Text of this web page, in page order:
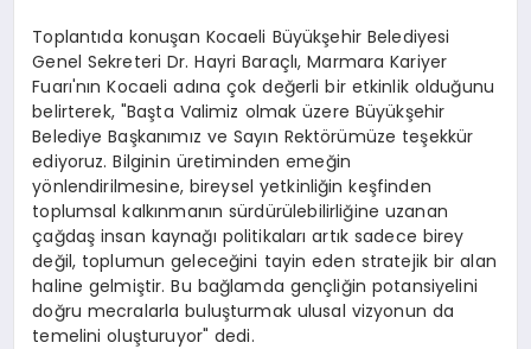
Toplantıda konuşan Kocaeli Büyükşehir Belediyesi
Genel Sekreteri Dr. Hayri Baraçlı, Marmara Kariyer
Fuarı'nın Kocaeli adına çok değerli bir etkinlik olduğunu
belirterek, "Başta Valimiz olmak üzere Büyükşehir
Belediye Başkanımız ve Sayın Rektörümüze teşekkür
ediyoruz. Bilginin üretiminden emeğin
yönlendirilmesine, bireysel yetkinliğin keşfinden
toplumsal kalkınmanın sürdürülebilirliğine uzanan
çağdaş insan kaynağı politikaları artık sadece birey
değil, toplumun geleceğini tayin eden stratejik bir alan
haline gelmiştir. Bu bağlamda gençliğin potansiyelini
doğru mecralarla buluşturmak ulusal vizyonun da
temelini oluşturuyor" dedi.